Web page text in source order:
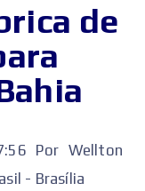
de
Por Wellton
- Brasília